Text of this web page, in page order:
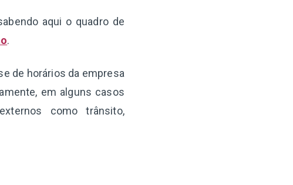
aqui o quadro de
.
de horários da empresa
em alguns casos
como trânsito,